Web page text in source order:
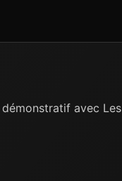
avec Les